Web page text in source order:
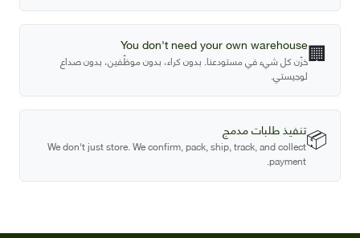
🏢
You don't need your own warehouse
خزّن كل شيء في مستودعنا. بدون كراء، بدون موظّفين، بدون صداع
لوجيستي.
📦تنفيذ طلبات مدمج
We don't just store. We confirm, pack, ship, track, and collect
payment.